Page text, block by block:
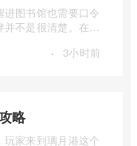
图书馆也需要口令
不是很清楚。在接
· 3小时前
略
玩家来到璃月港这个